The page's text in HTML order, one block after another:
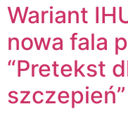
Wariant
nowa fala
“Pretekst
szczepień”